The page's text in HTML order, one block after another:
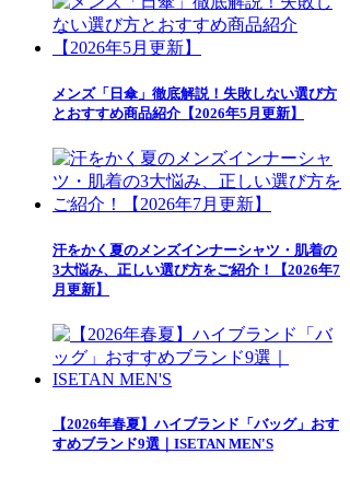
メンズ「日傘」徹底解説！失敗しない選び方
とおすすめ商品紹介【2026年5月更新】
汗をかく夏のメンズインナーシャツ・肌着の
3大悩み、正しい選び方をご紹介！【2026年7
月更新】
【2026年春夏】ハイブランド「バッグ」おす
すめブランド9選｜ISETAN MEN'S